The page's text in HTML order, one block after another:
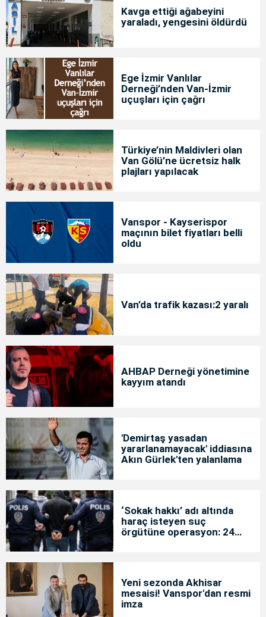
Kavga ettiği ağabeyini
yaraladı, yengesini öldürdü
Ege İzmir Vanlılar
Derneği’nden Van-İzmir
uçuşları için çağrı
Türkiye’nin Maldivleri olan
Van Gölü’ne ücretsiz halk
plajları yapılacak
Vanspor - Kayserispor
maçının bilet fiyatları belli
oldu
Van’da trafik kazası:2 yaralı
AHBAP Derneği yönetimine
kayyım atandı
'Demirtaş yasadan
yararlanamayacak' iddiasına
Akın Gürlek'ten yalanlama
‘Sokak hakkı’ adı altında
haraç isteyen suç
örgütüne operasyon: 24
Yeni sezonda Akhisar
mesaisi! Vanspor'dan resmi
imza